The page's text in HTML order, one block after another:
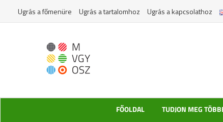
Ugrás a főmenüre Ugrás a tartalomhoz Ugrás a kapcsolathoz
FŐOLDAL TUDJON MEG